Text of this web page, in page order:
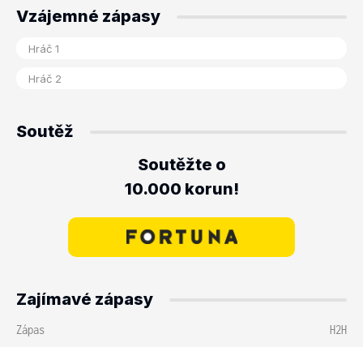
Vzájemné zápasy
Soutěž
Soutěžte o
10.000 korun!
Zajímavé zápasy
Zápas
H2H